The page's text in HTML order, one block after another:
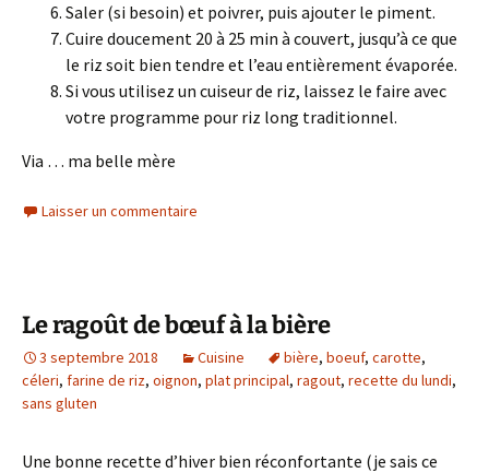
Saler (si besoin) et poivrer, puis ajouter le piment.
Cuire doucement 20 à 25 min à couvert, jusqu’à ce que
le riz soit bien tendre et l’eau entièrement évaporée.
Si vous utilisez un cuiseur de riz, laissez le faire avec
votre programme pour riz long traditionnel.
Via … ma belle mère
Laisser un commentaire
Le ragoût de bœuf à la bière
3 septembre 2018 Cuisine bière, boeuf, carotte,
céleri, farine de riz, oignon, plat principal, ragout, recette du lundi,
sans gluten
Une bonne recette d’hiver bien réconfortante (je sais ce